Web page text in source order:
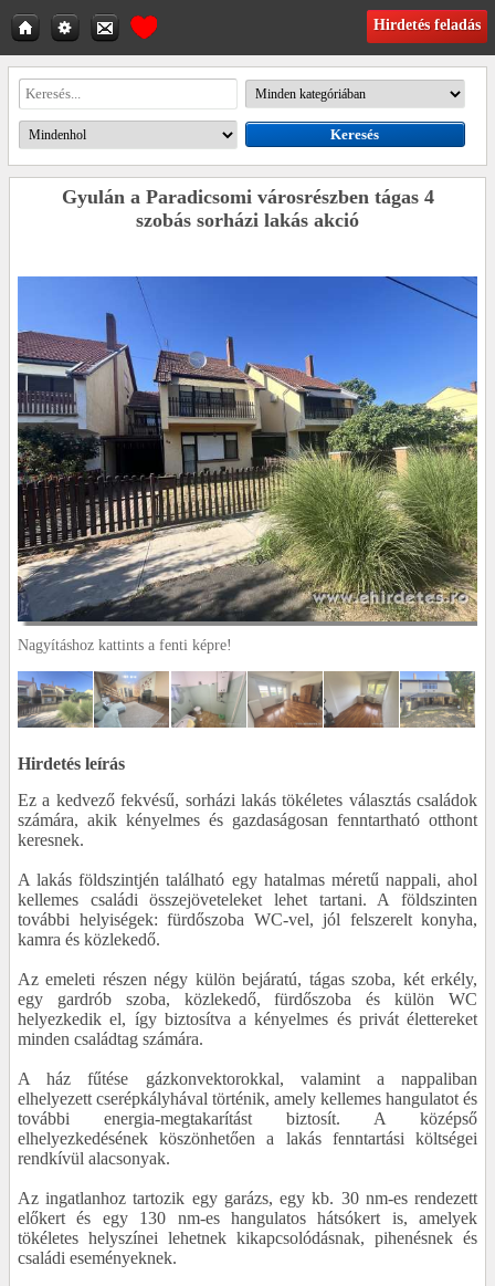
Hirdetés feladás
Gyulán a Paradicsomi városrészben tágas 4
szobás sorházi lakás akció
Nagyításhoz kattints a fenti képre!
Hirdetés leírás
Ez a kedvező fekvésű, sorházi lakás tökéletes választás családok
számára, akik kényelmes és gazdaságosan fenntartható otthont
keresnek.
A lakás földszintjén található egy hatalmas méretű nappali, ahol
kellemes családi összejöveteleket lehet tartani. A földszinten
további helyiségek: fürdőszoba WC-vel, jól felszerelt konyha,
kamra és közlekedő.
Az emeleti részen négy külön bejáratú, tágas szoba, két erkély,
egy gardrób szoba, közlekedő, fürdőszoba és külön WC
helyezkedik el, így biztosítva a kényelmes és privát élettereket
minden családtag számára.
A ház fűtése gázkonvektorokkal, valamint a nappaliban
elhelyezett cserépkályhával történik, amely kellemes hangulatot és
további energia-megtakarítást biztosít. A középső
elhelyezkedésének köszönhetően a lakás fenntartási költségei
rendkívül alacsonyak.
Az ingatlanhoz tartozik egy garázs, egy kb. 30 nm-es rendezett
előkert és egy 130 nm-es hangulatos hátsókert is, amelyek
tökéletes helyszínei lehetnek kikapcsolódásnak, pihenésnek és
családi eseményeknek.